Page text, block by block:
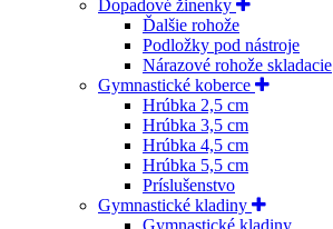
Dopadové žinenky
Ďalšie rohože
Podložky pod nástroje
Nárazové rohože skladacie
Gymnastické koberce
Hrúbka 2,5 cm
Hrúbka 3,5 cm
Hrúbka 4,5 cm
Hrúbka 5,5 cm
Príslušenstvo
Gymnastické kladiny
Gymnastické kladiny